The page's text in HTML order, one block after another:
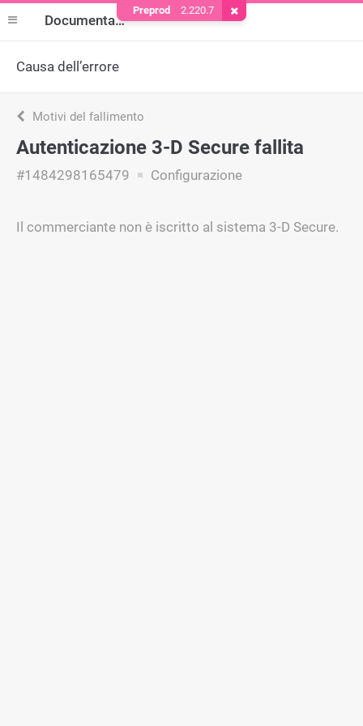
Documentazione
Causa dell’errore
Motivi del fallimento
Autenticazione 3-D Secure fallita
#1484298165479 Configurazione
Il commerciante non è iscritto al sistema 3-D Secure.
Preprod 2.220.7 Rimuovere il cookie